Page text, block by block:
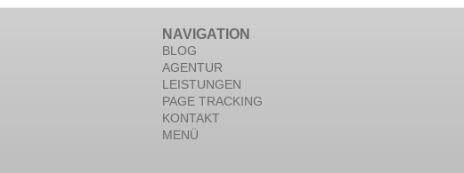
NAVIGATION
BLOG
AGENTUR
LEISTUNGEN
PAGE TRACKING
KONTAKT
MENÜ